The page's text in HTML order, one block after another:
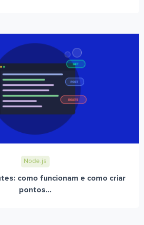
Node.js
como funcionam e como criar
pontos...